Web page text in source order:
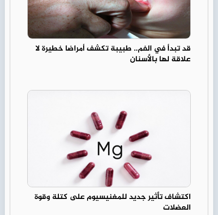
قد تبدأ في الفم.. طبيبة تكشف أمراضا خطيرة لا
علاقة لها بالأسنان
اكتشاف تأثير جديد للمغنيسيوم على كتلة وقوة
العضلات